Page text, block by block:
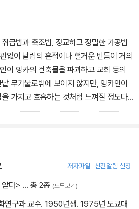
은 철기도, 바퀴도, 사람이 탈 수 있는 가축
않았다. 짐수레도 없고 견인할 동물도 없
리까지 돌을 운반한 것일까. 잉카 왕이 타
실어 운반한 것일까. 아니면 지면을 질질 끌
급법과 축조법, 정교하고 정밀한 가공법
없이 날림의 흔적이나 헐거운 빈틈이 거의
이 잉카의 건축물을 파괴하고 교회 등의
무기물로밖에 보이지 않지만, 잉카인이
가지고 호흡하는 것처럼 느껴질 정도다.
만큼의 짜임새는 아주 작은 빈틈 하나라도
능한 한 흔들림 없는 건축물을 세움으로써
제 맹위를 떨치며 덮쳐올지 알 수 없는 자
저자파일 신간알림 신청
알다> … 총 2종 (모두보기)
연구과 교수. 1950년생. 1975년 도쿄대